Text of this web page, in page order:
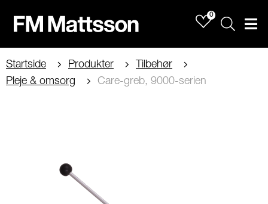
0
Sök
Startside Produkter
Tilbehør
Pleje & omsorg
Care-greb, 9000-serien